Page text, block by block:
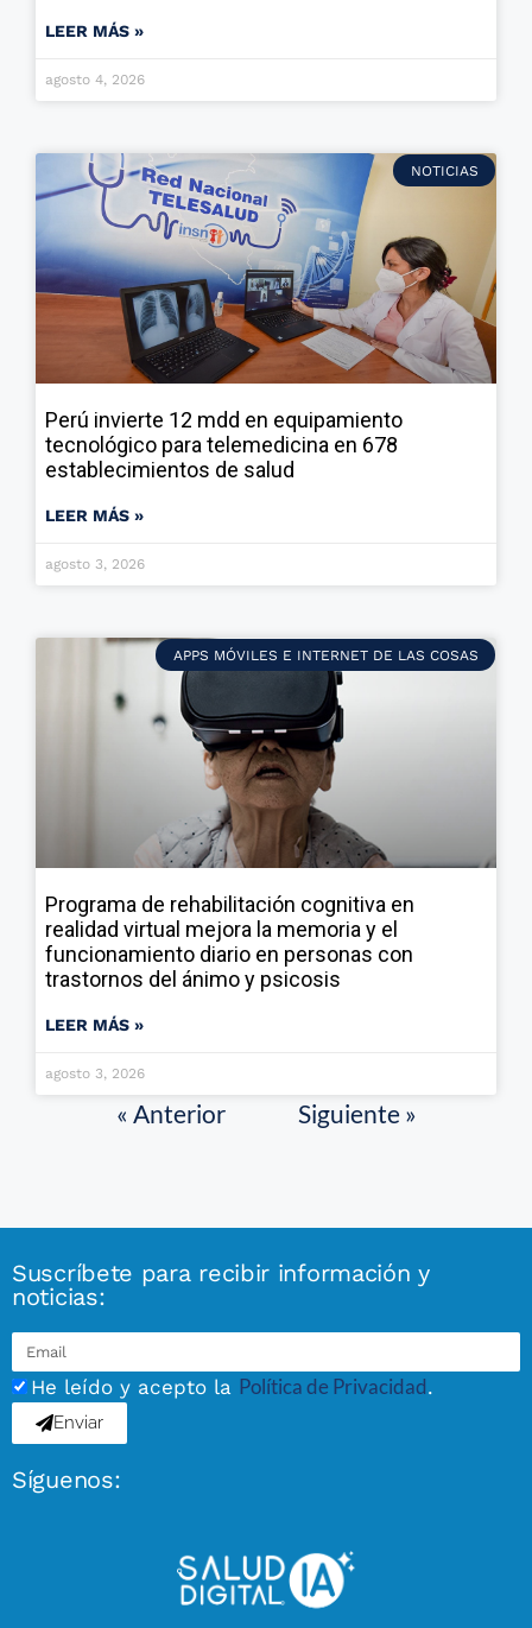
LEER MÁS »
agosto 4, 2026
NOTICIAS
Perú invierte 12 mdd en equipamiento
tecnológico para telemedicina en 678
establecimientos de salud
LEER MÁS »
agosto 3, 2026
APPS MÓVILES E INTERNET DE LAS COSAS
Programa de rehabilitación cognitiva en
realidad virtual mejora la memoria y el
funcionamiento diario en personas con
trastornos del ánimo y psicosis
LEER MÁS »
agosto 3, 2026
« Anterior Siguiente »
Suscríbete para recibir información y
noticias:
He leído y acepto la Política de Privacidad.
Enviar
Síguenos: